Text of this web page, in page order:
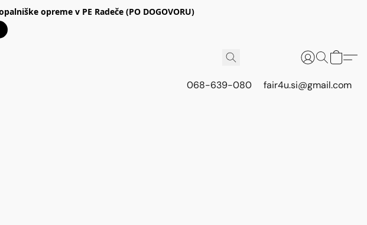
opreme v PE Radeče (PO DOGOVORU)
068-639-080 fair4u.si@gmail.com